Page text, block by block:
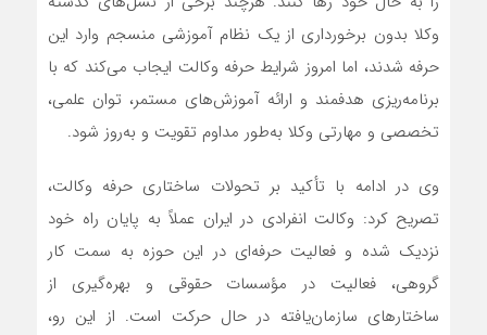
وکلا بدون برخورداری از یک نظام آموزشی منسجم وارد این
حرفه شدند، اما امروز شرایط حرفه وکالت ایجاب می‌کند که با
برنامه‌ریزی هدفمند و ارائه آموزش‌های مستمر، توان علمی،
تخصصی و مهارتی وکلا به‌طور مداوم تقویت و به‌روز شود.
وی در ادامه با تأکید بر تحولات ساختاری حرفه وکالت،
تصریح کرد: وکالت انفرادی در ایران عملاً به پایان راه خود
نزدیک شده و فعالیت حرفه‌ای در این حوزه به سمت کار
گروهی، فعالیت در مؤسسات حقوقی و بهره‌گیری از
ساختار‌های سازمان‌یافته در حال حرکت است. از این رو،